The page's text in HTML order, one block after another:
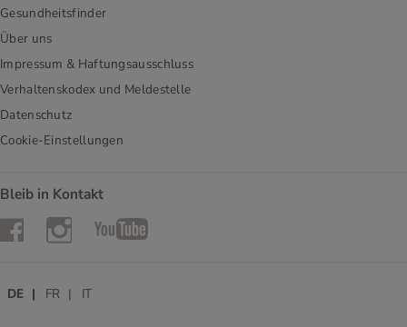
Gesundheitsfinder
Über uns
Impressum & Haftungsausschluss
Verhaltenskodex und Meldestelle
Datenschutz
Cookie-Einstellungen
Bleib in Kontakt
FacebookInstagramYouTube
DE FR IT